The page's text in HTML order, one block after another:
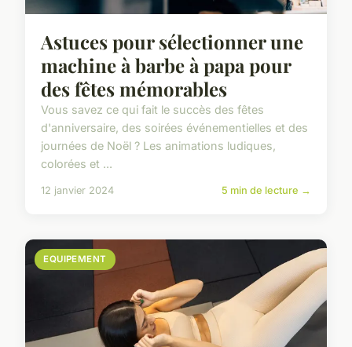
Astuces pour sélectionner une
machine à barbe à papa pour
des fêtes mémorables
Vous savez ce qui fait le succès des fêtes
d'anniversaire, des soirées événementielles et des
journées de Noël ? Les animations ludiques,
colorées et ...
12 janvier 2024 5 min de lecture →
EQUIPEMENT